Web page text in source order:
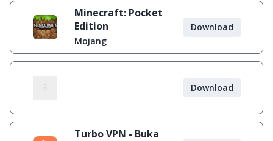
Minecraft: Pocket
Edition
Mojang
Download
Download
Turbo VPN - Buka